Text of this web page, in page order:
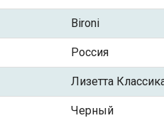
Bironi
Россия
Лизетта
Черный